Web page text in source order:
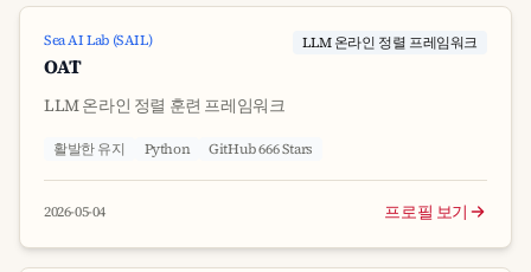
Sea AI Lab (SAIL)
OAT
LLM 온라인 정렬 프레임워크
LLM 온라인 정렬 훈련 프레임워크
활발한 유지 Python GitHub 666 Stars
2026-05-04 프로필 보기